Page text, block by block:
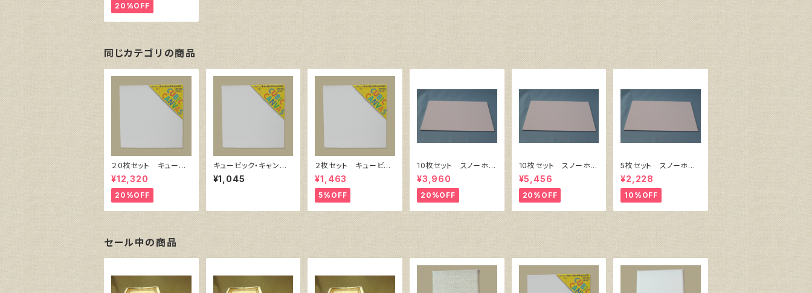
20%OFF
同じカテゴリの商品
２０枚セット キュービ
ック・キャンバス白（縦2
00㎜×横200㎜×厚38
㎜）
¥12,320
20%OFF
キュービック・キャンバ
ス白（縦300㎜×横300
㎜×厚38㎜）
¥1,045
２枚セット キュービッ
ク・キャンバス白（縦20
0㎜×横200㎜×厚38
㎜）
¥1,463
5%OFF
10枚セット スノーホワ
イト・キャンバスボー
ド F4 サイズ 333
㎜x242㎜
¥3,960
20%OFF
10枚セット スノーホワ
イト・キャンバスボー
ド F6 サイズ 410
㎜x318㎜
¥5,456
20%OFF
5枚セット スノーホワ
イト・キャンバスボー
ド F4 サイズ 333
㎜x242㎜
¥2,228
10%OFF
セール中の商品